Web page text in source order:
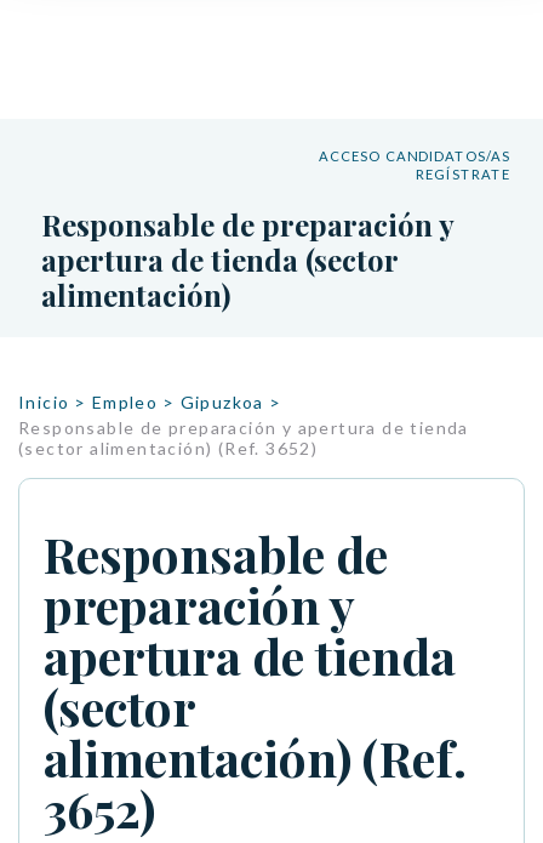
Responsable de preparación y
apertura de tienda (sector
alimentación)
ACCESO CANDIDATOS/AS
REGÍSTRATE
Inicio > Empleo > Gipuzkoa >
Responsable de preparación y apertura de tienda
(sector alimentación) (Ref. 3652)
Responsable de
preparación y
apertura de tienda
(sector
alimentación) (Ref.
3652)